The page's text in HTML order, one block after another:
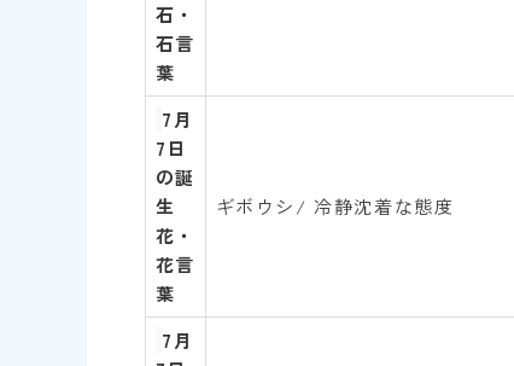
石・
石言
葉
7月
7 日
の誕
生
花・
花言
葉
ギボウシ/ 冷静沈着な態度
7月